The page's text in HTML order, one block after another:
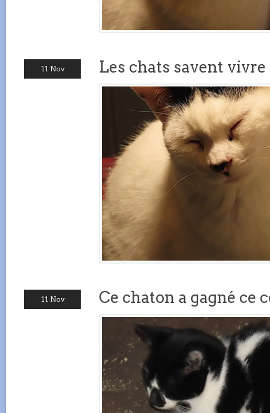
11 Nov Les chats savent vivre
11 Nov Ce chaton a gagné ce